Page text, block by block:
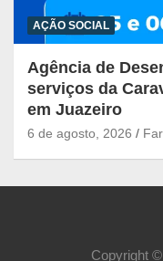
AÇÃO SOCIAL
Agência de
serviços da
em Juazeiro
6 de agosto, 2026
Copyright